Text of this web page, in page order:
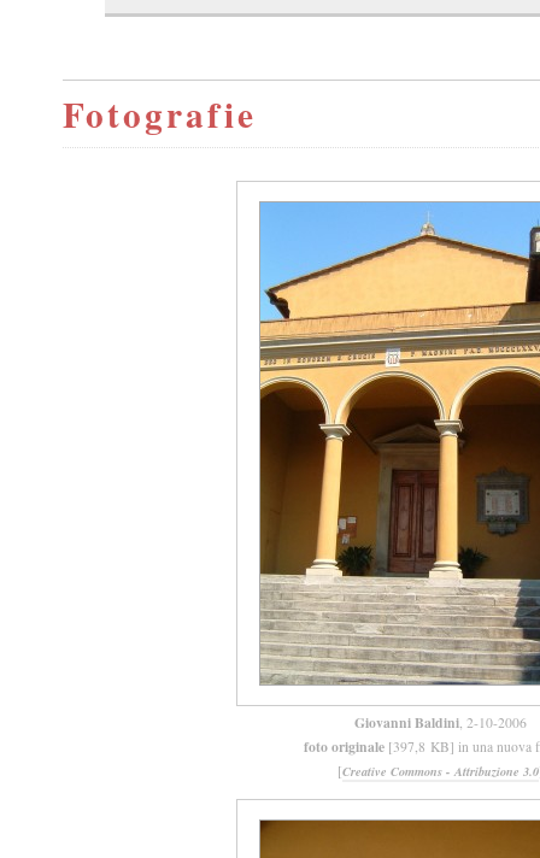
Fotografie
Giovanni Baldini , 2-10-2006
foto originale [397,8 KB] in una nuova
[Creative Commons - Attribuzione 3.0